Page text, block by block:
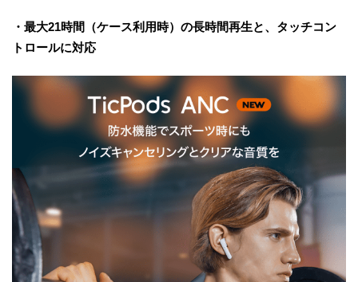
・最大21時間（ケース利用時）の長時間再生と、タッチコン
トロールに対応